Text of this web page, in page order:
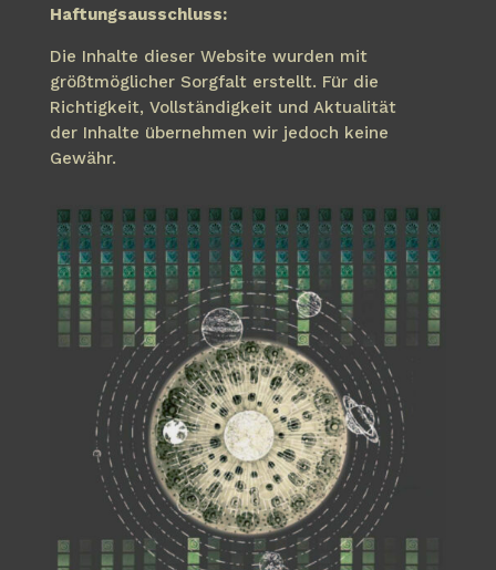
Haftungsausschluss:
Die Inhalte dieser Website wurden mit
größtmöglicher Sorgfalt erstellt. Für die
Richtigkeit, Vollständigkeit und Aktualität
der Inhalte übernehmen wir jedoch keine
Gewähr.